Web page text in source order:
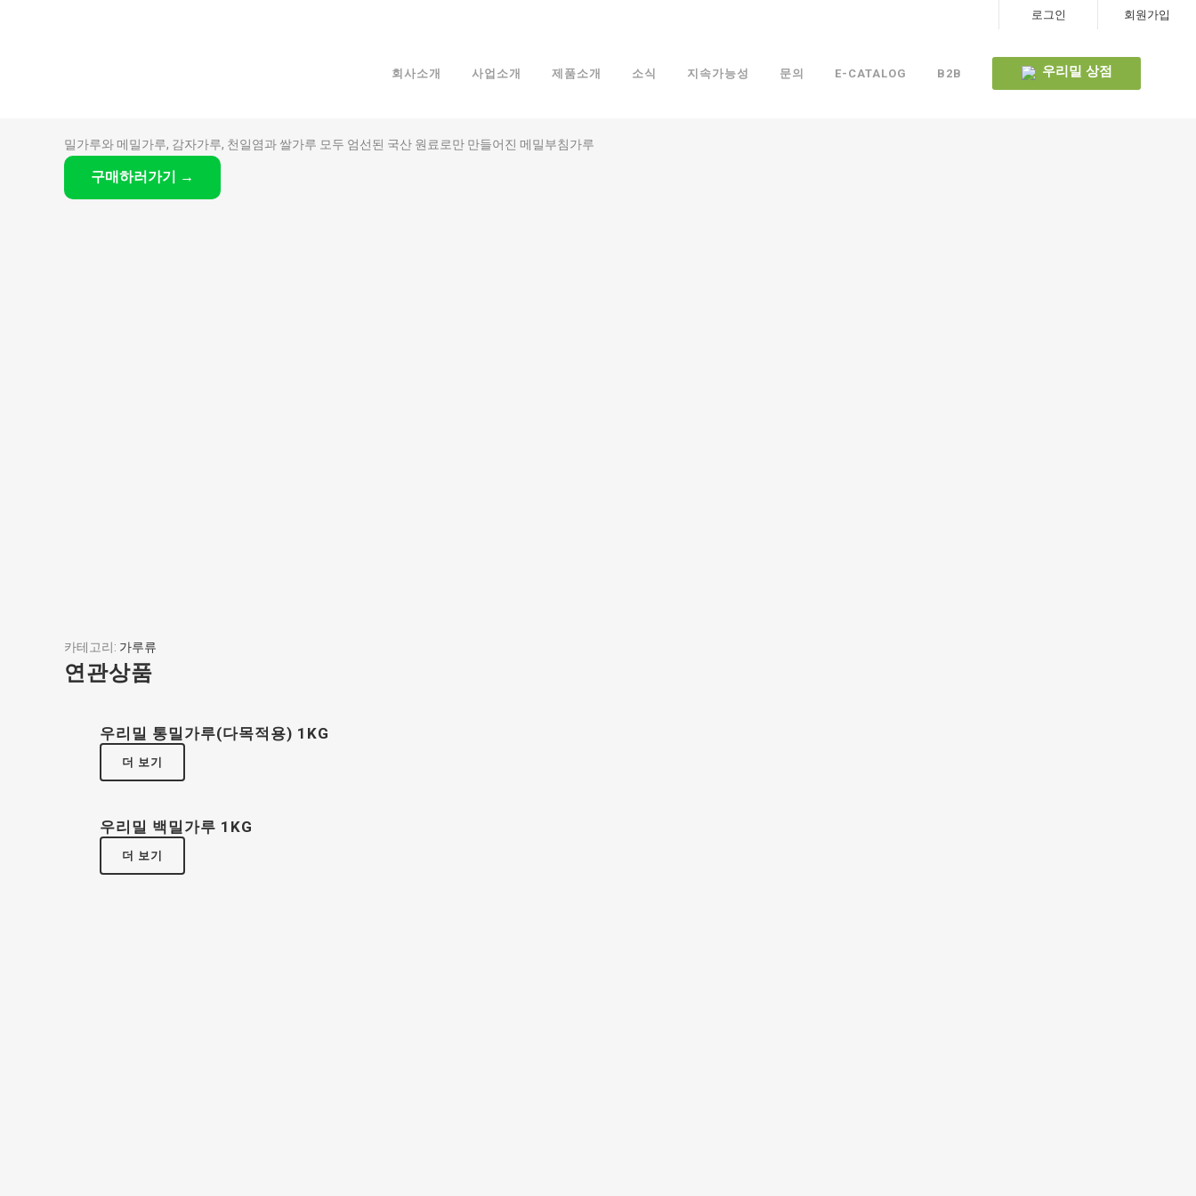
로그인 회원가입
우리밀 상점
회사소개 사업소개 제품소개 소식 지속가능성 문의 E-CATALOG B2B
밀가루와 메밀가루, 감자가루, 천일염과 쌀가루 모두 엄선된 국산 원료로만 만들어진 메밀부침가루
구매하러가기 →
카테고리: 가루류
연관상품
우리밀 통밀가루(다목적용) 1KG
더 보기
우리밀 백밀가루 1KG
더 보기